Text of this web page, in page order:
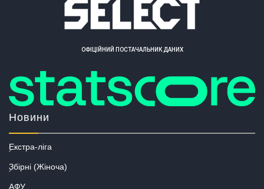
ОФІЦІЙНИЙ ПОСТАЧАЛЬНИК ДАНИХ
Новини
Екстра-ліга
Збірні (Жіноча)
АФУ